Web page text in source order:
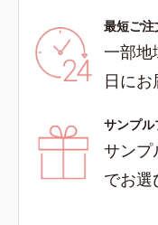
最短ご
一部地
日に
サンプル
サンプ
でお選